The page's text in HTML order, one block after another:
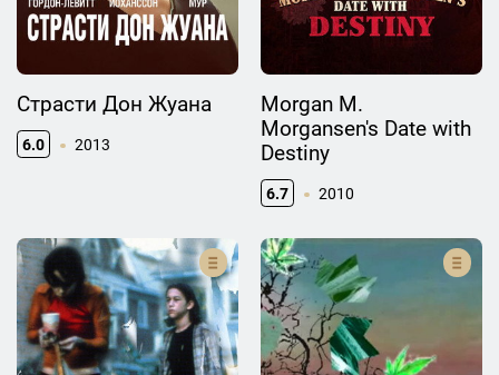
Страсти Дон Жуана
6.0 2013
Morgan M.
Morgansen's Date with
Destiny
6.7 2010